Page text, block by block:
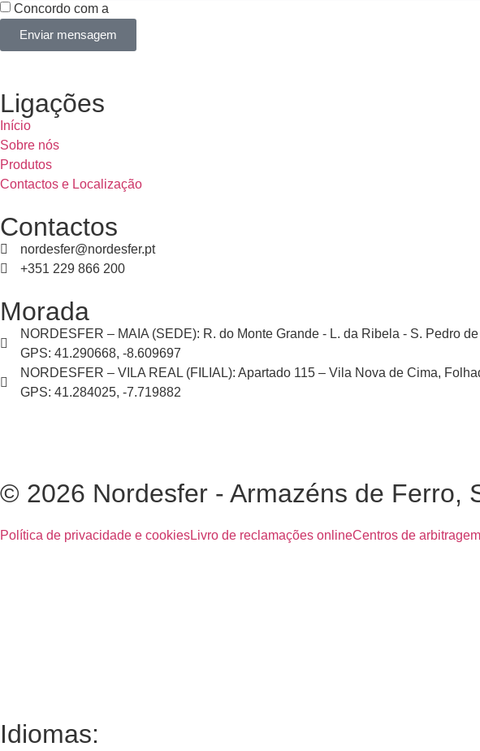
Concordo com a
Enviar mensagem
Ligações
Início
Sobre nós
Produtos
Contactos e Localização
Contactos
nordesfer@nordesfer.pt
+351 229 866 200
Morada
NORDESFER – MAIA (SEDE): R. do Monte Grande - L. da Ribela - S. Pedro
GPS: 41.290668, -8.609697
NORDESFER – VILA REAL (FILIAL): Apartado 115 – Vila Nova de Cima,
GPS: 41.284025, -7.719882
© 2026 Nordesfer - Armazéns de Ferro,
Política de privacidade e cookiesLivro de reclamações onlineCentros de
Idiomas: